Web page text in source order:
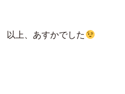
以上、あすかでした